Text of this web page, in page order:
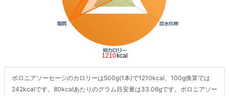
ボロニアソーセージのカロリーは500g(1本)で1210kcal、100g換算では
242kcalです。80kcalあたりのグラム目安量は33.06gです。ボロニアソー